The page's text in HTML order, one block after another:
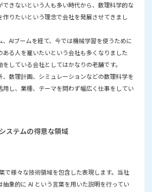
できないという人も多い時代から、数理科学的な
作りたいという理念で会社を発展させてきまし
、AIブームを経て、今では機械学習を使うために
ある人を雇いたいという会社も多くなりました
している会社としてはかなりの老舗です。
、数理計画、シミュレーションなどの数理科学を
用し、業種、テーマを問わず幅広く仕事をしてい
ステムの得意な領域
で様々な技術領域を包含した表現します。当社
抽象的に AI という言葉を用いた説明を行ってい